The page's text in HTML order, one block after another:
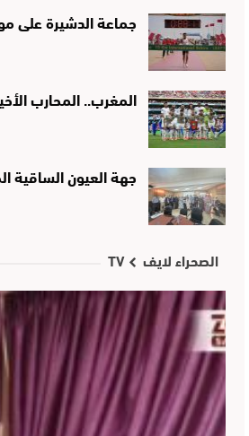
جماعة الدشيرة على
المغرب.. المحارب
جهة العيون الساقية
الصحراء لايف TV